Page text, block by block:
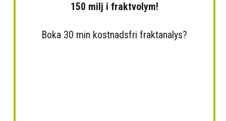
150 milj i fraktvolym!
Boka 30 min kostnadsfri fraktanalys?